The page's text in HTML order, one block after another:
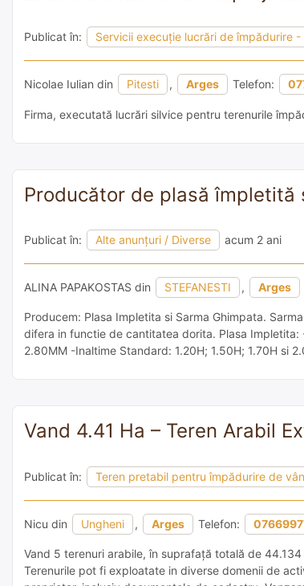
Publicat în: Servicii execuție lucrări de împădurire
Nicolae Iulian din Pitesti , Arges Telefon:
Firma, executată lucrări silvice pentru terenurile
Producător de plasă împletită
Publicat în: Alte anunțuri / Diverse acum 2 ani
ALINA PAPAKOSTAS din STEFANESTI , Arges
Producem: Plasa Impletita si Sarma Ghimpata.
difera in functie de cantitatea dorita. Plasa Impletita:
2.80MM -Inaltime Standard: 1.20H; 1.50H; 1.70H si
Vand 4.41 Ha – Teren Arabil
Publicat în: Teren pretabil pentru împădurire de
Nicu din Ungheni , Arges Telefon:
Vand 5 terenuri arabile, în suprafață totală de
Terenurile pot fi exploatate in diverse domenii de